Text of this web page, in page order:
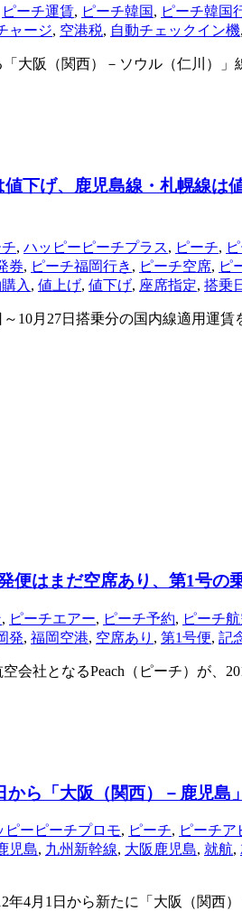
ピーチ運賃, ピーチ韓国, ピーチ韓国
ャージ, 空港税, 自動チェックイン機,
大阪（関西）－ソウル（仁川）
下げ、鹿児島線・札幌線
, ハッピーピーチプラス, ピーチ,
券, ピーチ福岡行き , ピーチ空席, ピ
入 , 値上げ, 値下げ, 座席指定, 搭乗
10月27日搭乗分の国内線適用運
便はまだ空席あり、第1号の
, ピーチエアー, ピーチ予約, ピーチ
発, 福岡空港, 空席あり , 第1号便, 記
会社となるPeach（ピーチ）が、
から「大阪（関西）－鹿児
ピーピーチプロモ, ピーチ, ピーチア
児島, 九州新幹線, 大阪鹿児島, 就航,
年4月1日から新たに「大阪（関